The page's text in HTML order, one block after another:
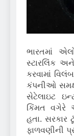
ભારતમાં
સ્ટારલિંક
કરવામાં
કંપનીઓ
સેટેલાઇટ
કિંમત વગેરે
હતા. સરકાર
ફાળવણીની